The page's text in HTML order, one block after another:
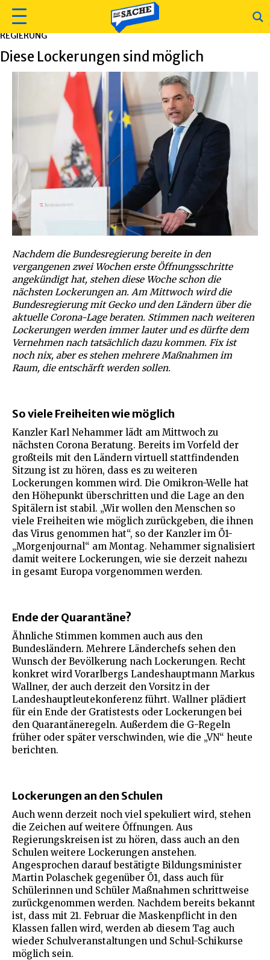
REGIERUNG
Diese Lockerungen sind möglich
Nachdem die Bundesregierung bereite in den
vergangenen zwei Wochen erste Öffnungsschritte
angekündigt hat, stehen diese Woche schon die
nächsten Lockerungen an. Am Mittwoch wird die
Bundesregierung mit Gecko und den Ländern über die
aktuelle Corona-Lage beraten. Stimmen nach weiteren
Lockerungen werden immer lauter und es dürfte dem
Vernehmen nach tatsächlich dazu kommen. Fix ist
noch nix, aber es stehen mehrere Maßnahmen im
Raum, die entschärft werden sollen.
So viele Freiheiten wie möglich
Kanzler Karl Nehammer lädt am Mittwoch zu
nächsten Corona Beratung. Bereits im Vorfeld der
großteils mit den Ländern virtuell stattfindenden
Sitzung ist zu hören, dass es zu weiteren
Lockerungen kommen wird. Die Omikron-Welle hat
den Höhepunkt überschritten und die Lage an den
Spitälern ist stabil. „Wir wollen den Menschen so
viele Freiheiten wie möglich zurückgeben, die ihnen
das Virus genommen hat“, so der Kanzler im Ö1-
„Morgenjournal“ am Montag. Nehammer signalisiert
damit weitere Lockerungen, wie sie derzeit nahezu
in gesamt Europa vorgenommen werden.
Ende der Quarantäne?
Ähnliche Stimmen kommen auch aus den
Bundesländern. Mehrere Länderchefs sehen den
Wunsch der Bevölkerung nach Lockerungen. Recht
konkret wird Vorarlbergs Landeshauptmann Markus
Wallner, der auch derzeit den Vorsitz in der
Landeshauptleutekonferenz führt. Wallner plädiert
für ein Ende der Gratistests oder Lockerungen bei
den Quarantäneregeln. Außerdem die G-Regeln
früher oder später verschwinden, wie die „VN“ heute
berichten.
Lockerungen an den Schulen
Auch wenn derzeit noch viel spekuliert wird, stehen
die Zeichen auf weitere Öffnungen. Aus
Regierungskreisen ist zu hören, dass auch an den
Schulen weitere Lockerungen anstehen.
Angesprochen darauf bestätigte Bildungsminister
Martin Polaschek gegenüber Ö1, dass auch für
Schülerinnen und Schüler Maßnahmen schrittweise
zurückgenommen werden. Nachdem bereits bekannt
ist, dass mit 21. Februar die Maskenpflicht in den
Klassen fallen wird, werden ab diesem Tag auch
wieder Schulveranstaltungen und Schul-Schikurse
möglich sein.